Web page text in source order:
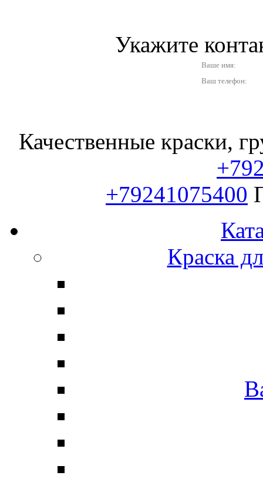
Укажите
Ваше имя:
Ваш телефон:
Качественные краски,
+79241075400
Краска